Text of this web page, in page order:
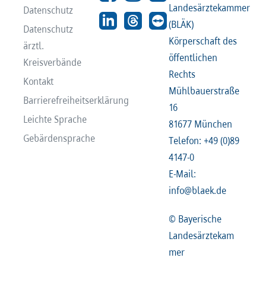
Datenschutz
Datenschutz
ärztl.
Kreisverbände
Kontakt
Barrierefreiheitserklärung
Leichte Sprache
Gebärdensprache
Landesärztekammer
(BLÄK)
Körperschaft des
öffentlichen
Rechts
Mühlbauerstraße
16
81677 München
Telefon: +49 (0)89
4147-0
E-Mail:
info@blaek.de
© Bayerische
Landesärztekam
mer